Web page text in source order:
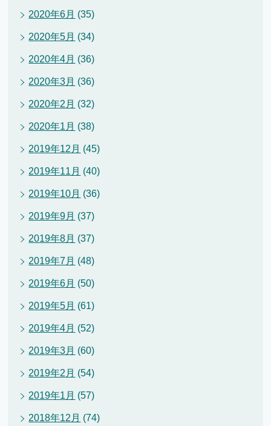
2020年6月 (35)
2020年5月 (34)
2020年4月 (36)
2020年3月 (36)
2020年2月 (32)
2020年1月 (38)
2019年12月 (45)
2019年11月 (40)
2019年10月 (36)
2019年9月 (37)
2019年8月 (37)
2019年7月 (48)
2019年6月 (50)
2019年5月 (61)
2019年4月 (52)
2019年3月 (60)
2019年2月 (54)
2019年1月 (57)
2018年12月 (74)